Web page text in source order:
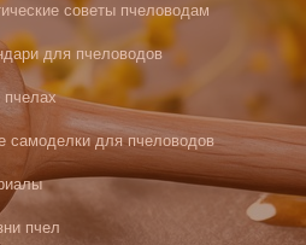
советы пчеловодам
для пчеловодов
пчелах
самоделки для пчеловодов
пчел